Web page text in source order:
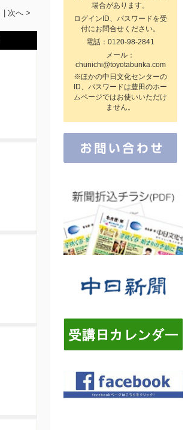
| 次へ >
場合があります。
ログインID、パスワードを受
付にお問合せください。
電話：0120-98-2841
メール：
chunichi@toyotabunka.com
※ほかの中日文化センターの
ID、パスワードは豊田のホー
ムページではお使いいただけ
ません。